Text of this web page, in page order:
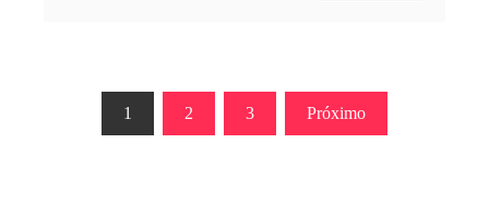
Paginación
1 2 3 Próximo